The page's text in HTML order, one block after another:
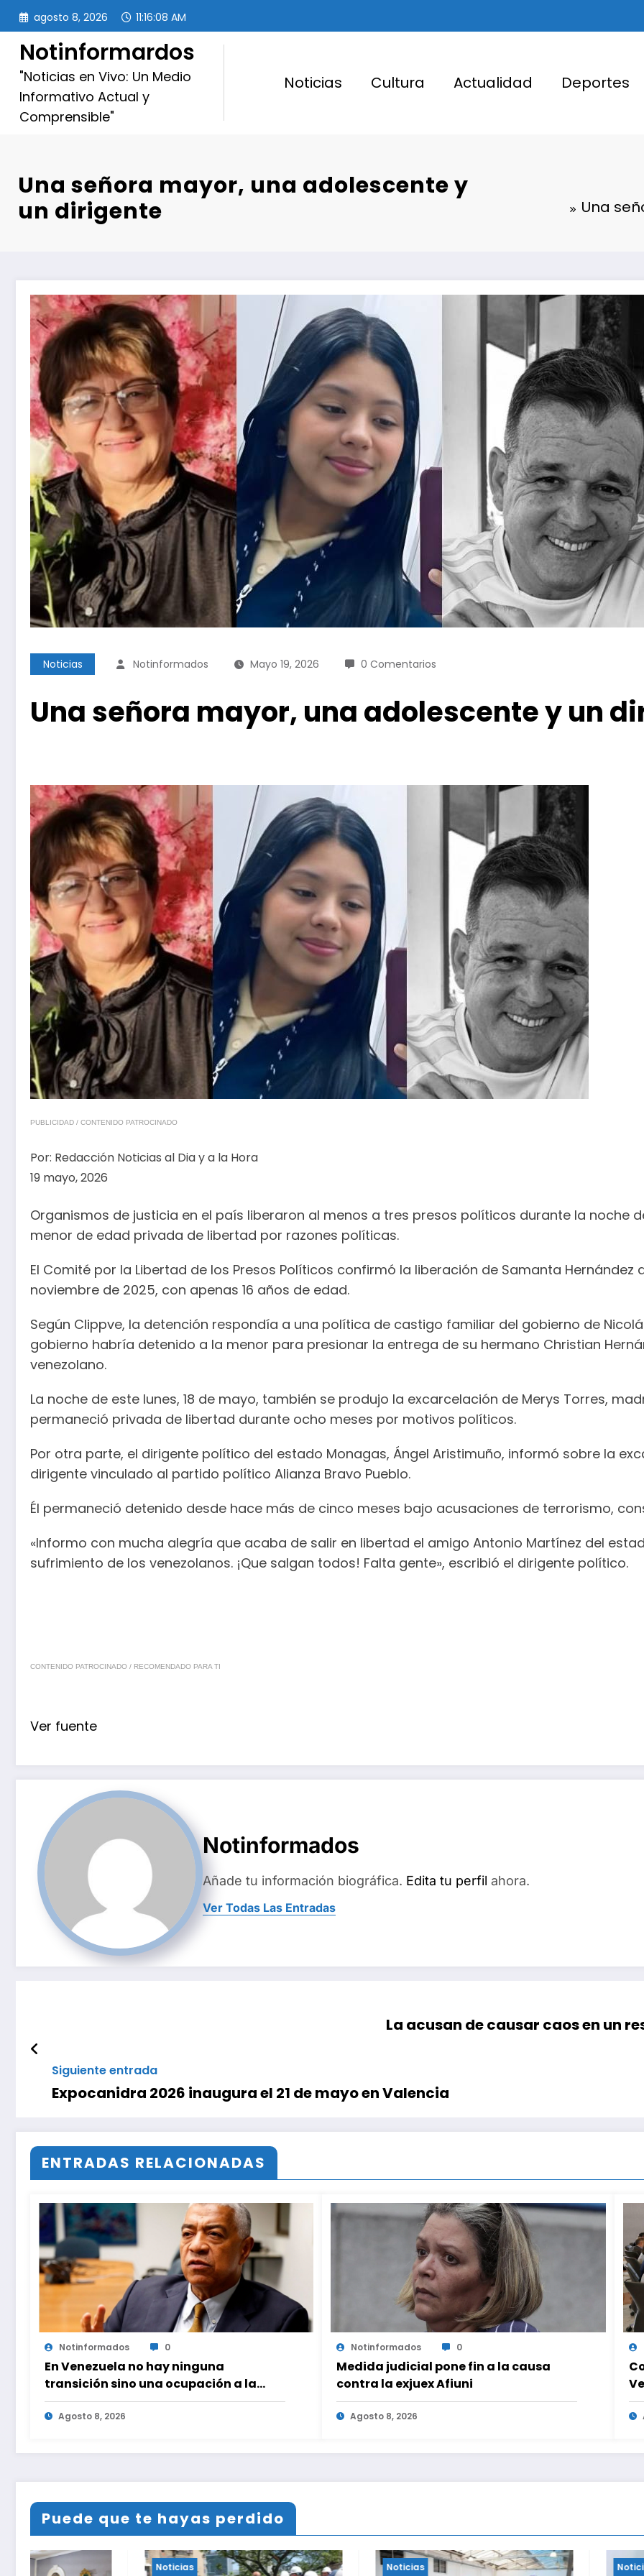
Saltar
contenido
agosto 8, 2026 11:16:10 AM
Notinformardos
"Noticias en Vivo: Un Medio
Informativo Actual y
Comprensible"
Noticias Cultura Actualidad Deportes
Una señora mayor, una adolescente y
un dirigente
Una
Noticias Notinformados Mayo 19, 2026 0 Comentarios
Una señora mayor, una adolescente y un
PUBLICIDAD / CONTENIDO PATROCINADO
Por: Redacción Noticias al Dia y a la Hora
19 mayo, 2026
Organismos de justicia en el país liberaron al menos a tres presos políticos durante la noche
menor de edad privada de libertad por razones políticas.
El Comité por la Libertad de los Presos Políticos confirmó la liberación de Samanta
noviembre de 2025, con apenas 16 años de edad.
Según Clippve, la detención respondía a una política de castigo familiar del gobierno de
gobierno habría detenido a la menor para presionar la entrega de su hermano Christian
venezolano.
La noche de este lunes, 18 de mayo, también se produjo la excarcelación de Merys Torres,
permaneció privada de libertad durante ocho meses por motivos políticos.
Por otra parte, el dirigente político del estado Monagas, Ángel Aristimuño, informó sobre la
dirigente vinculado al partido político Alianza Bravo Pueblo.
Él permaneció detenido desde hace más de cinco meses bajo acusaciones de terrorismo,
«Informo con mucha alegría que acaba de salir en libertad el amigo Antonio Martínez del
sufrimiento de los venezolanos. ¡Que salgan todos! Falta gente», escribió el dirigente político.
CONTENIDO PATROCINADO / RECOMENDADO PARA TI
Ver fuente
Notinformados
Añade tu información biográfica. Edita tu perfil ahora.
Ver Todas Las Entradas
La acusan de causar caos en un
Siguiente entrada
Expocanidra 2026 inaugura el 21 de mayo en Valencia
ENTRADAS RELACIONADAS
Notinformados 0
En Venezuela no hay ninguna
transición sino una ocupación a la
fuerza
Agosto 8, 2026
Notinformados 0
Medida judicial pone fin a la causa
contra la exjuex Afiuni
Agosto 8, 2026
Puede que te hayas perdido
Noticias Noticias